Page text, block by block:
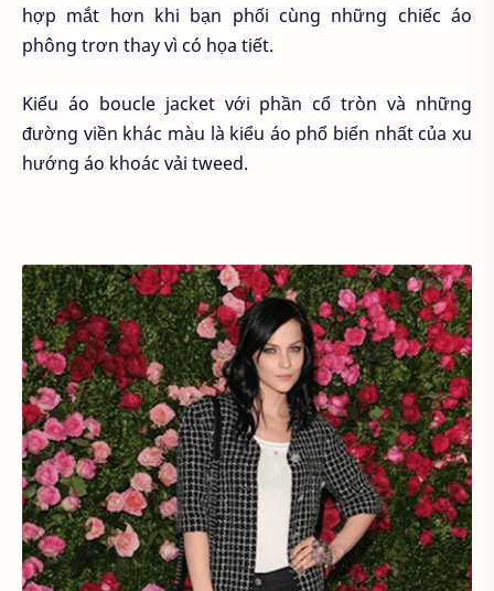
hợp mắt hơn khi bạn phối cùng những chiếc áo
phông trơn thay vì có họa tiết.
Kiểu áo boucle jacket với phần cổ tròn và những
đường viền khác màu là kiểu áo phổ biến nhất của xu
hướng áo khoác vải tweed.